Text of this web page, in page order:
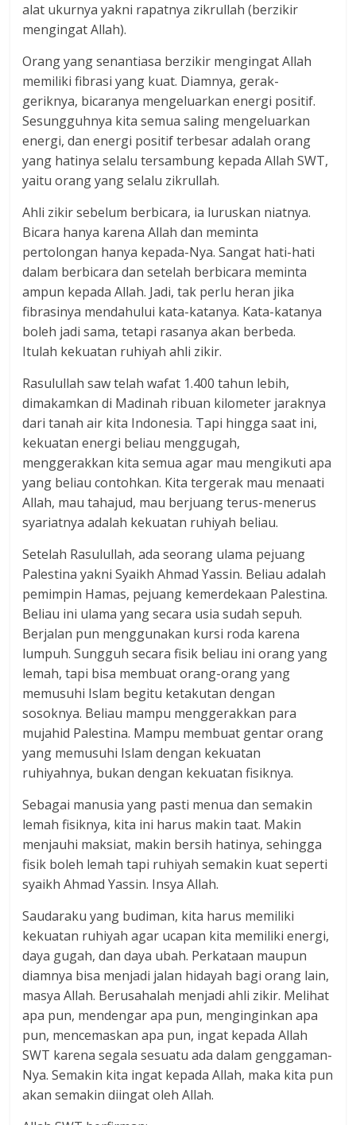
alat ukurnya yakni rapatnya zikrullah (berzikir
mengingat Allah).
Orang yang senantiasa berzikir mengingat Allah
memiliki fibrasi yang kuat. Diamnya, gerak-
geriknya, bicaranya mengeluarkan energi positif.
Sesungguhnya kita semua saling mengeluarkan
energi, dan energi positif terbesar adalah orang
yang hatinya selalu tersambung kepada Allah SWT,
yaitu orang yang selalu zikrullah.
Ahli zikir sebelum berbicara, ia luruskan niatnya.
Bicara hanya karena Allah dan meminta
pertolongan hanya kepada-Nya. Sangat hati-hati
dalam berbicara dan setelah berbicara meminta
ampun kepada Allah. Jadi, tak perlu heran jika
fibrasinya mendahului kata-katanya. Kata-katanya
boleh jadi sama, tetapi rasanya akan berbeda.
Itulah kekuatan ruhiyah ahli zikir.
Rasulullah saw telah wafat 1.400 tahun lebih,
dimakamkan di Madinah ribuan kilometer jaraknya
dari tanah air kita Indonesia. Tapi hingga saat ini,
kekuatan energi beliau menggugah,
menggerakkan kita semua agar mau mengikuti apa
yang beliau contohkan. Kita tergerak mau menaati
Allah, mau tahajud, mau berjuang terus-menerus
syariatnya adalah kekuatan ruhiyah beliau.
Setelah Rasulullah, ada seorang ulama pejuang
Palestina yakni Syaikh Ahmad Yassin. Beliau adalah
pemimpin Hamas, pejuang kemerdekaan Palestina.
Beliau ini ulama yang secara usia sudah sepuh.
Berjalan pun menggunakan kursi roda karena
lumpuh. Sungguh secara fisik beliau ini orang yang
lemah, tapi bisa membuat orang-orang yang
memusuhi Islam begitu ketakutan dengan
sosoknya. Beliau mampu menggerakkan para
mujahid Palestina. Mampu membuat gentar orang
yang memusuhi Islam dengan kekuatan
ruhiyahnya, bukan dengan kekuatan fisiknya.
Sebagai manusia yang pasti menua dan semakin
lemah fisiknya, kita ini harus makin taat. Makin
menjauhi maksiat, makin bersih hatinya, sehingga
fisik boleh lemah tapi ruhiyah semakin kuat seperti
syaikh Ahmad Yassin. Insya Allah.
Saudaraku yang budiman, kita harus memiliki
kekuatan ruhiyah agar ucapan kita memiliki energi,
daya gugah, dan daya ubah. Perkataan maupun
diamnya bisa menjadi jalan hidayah bagi orang lain,
masya Allah. Berusahalah menjadi ahli zikir. Melihat
apa pun, mendengar apa pun, menginginkan apa
pun, mencemaskan apa pun, ingat kepada Allah
SWT karena segala sesuatu ada dalam genggaman-
Nya. Semakin kita ingat kepada Allah, maka kita pun
akan semakin diingat oleh Allah.